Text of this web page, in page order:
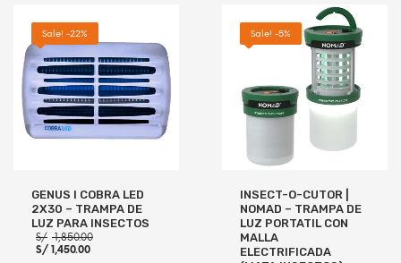
Sale! -22%
GENUS I COBRA LED
2X30 – TRAMPA DE
LUZ PARA INSECTOS
S/ 1,850.00
S/ 1,450.00
Sale! -5%
INSECT-O-CUTOR |
NOMAD – TRAMPA DE
LUZ PORTATIL CON
MALLA
ELECTRIFICADA